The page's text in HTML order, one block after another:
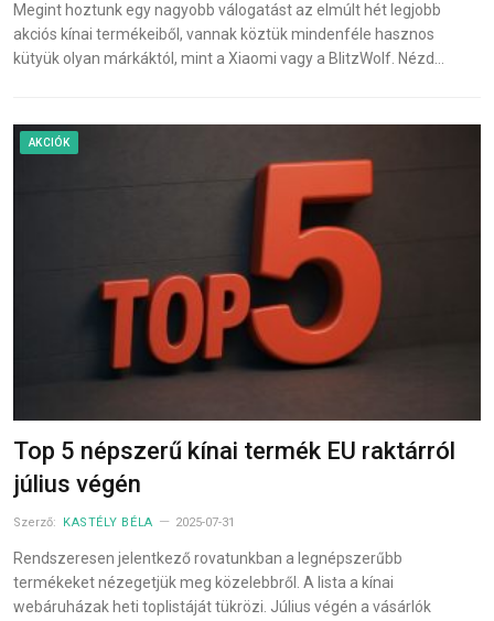
Megint hoztunk egy nagyobb válogatást az elmúlt hét legjobb
akciós kínai termékeiből, vannak köztük mindenféle hasznos
kütyük olyan márkáktól, mint a Xiaomi vagy a BlitzWolf. Nézd…
AKCIÓK
Top 5 népszerű kínai termék EU raktárról
július végén
Szerző: KASTÉLY BÉLA 2025-07-31
Rendszeresen jelentkező rovatunkban a legnépszerűbb
termékeket nézegetjük meg közelebbről. A lista a kínai
webáruházak heti toplistáját tükrözi. Július végén a vásárlók